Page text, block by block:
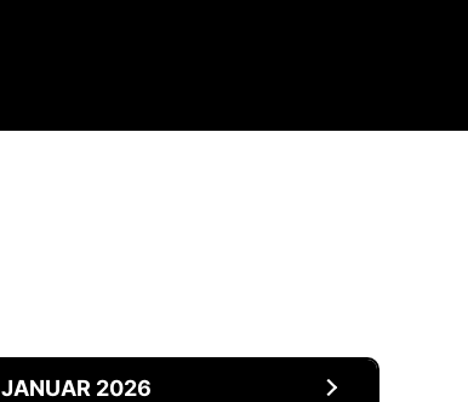
JANUAR 2026